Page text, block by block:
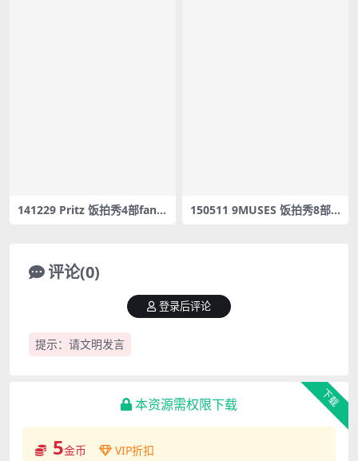
141229 Pritz 饭拍秀4部fanc
150511 9MUSES 饭拍秀8部f
评论(0)
提示：请文明发言
登录后评论
下载
本资源需权限下载
5金币 VIP折扣